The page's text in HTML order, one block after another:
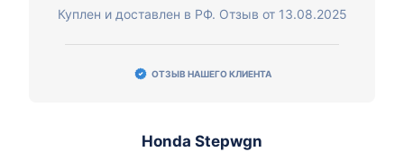
Куплен и доставлен в РФ. Отзыв от 13.08.2025
ОТЗЫВ НАШЕГО КЛИЕНТА
Honda Stepwgn